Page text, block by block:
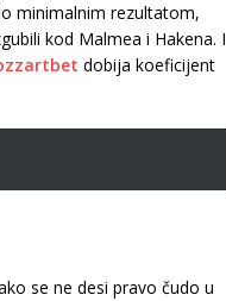
minimalnim rezultatom,
kod Malmea i Hakena. I
dobija koeficijent
se ne desi pravo čudo u